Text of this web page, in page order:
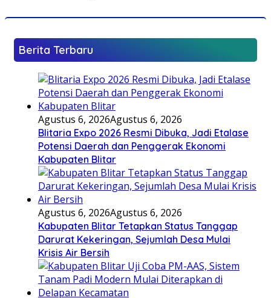
Berita Terbaru
Agustus 6, 2026Agustus 6, 2026
Blitaria Expo 2026 Resmi Dibuka, Jadi Etalase
Potensi Daerah dan Penggerak Ekonomi
Kabupaten Blitar
Agustus 6, 2026Agustus 6, 2026
Kabupaten Blitar Tetapkan Status Tanggap
Darurat Kekeringan, Sejumlah Desa Mulai
Krisis Air Bersih